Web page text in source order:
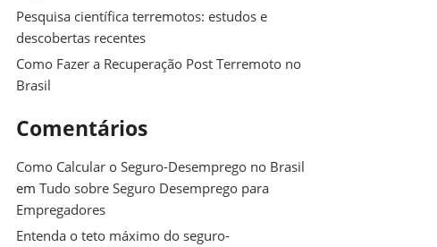
Pesquisa científica terremotos: estudos e
descobertas recentes
Como Fazer a Recuperação Post Terremoto no
Brasil
Comentários
Como Calcular o Seguro-Desemprego no Brasil
em Tudo sobre Seguro Desemprego para
Empregadores
Entenda o teto máximo do seguro-